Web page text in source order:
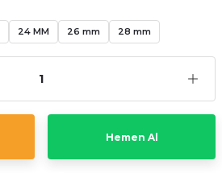
24 MM 26 mm 28 mm
Hemen Al